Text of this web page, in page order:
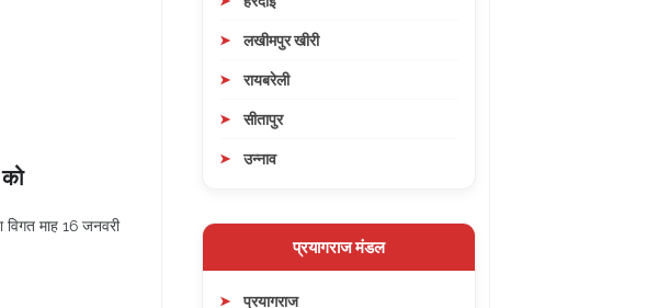
माह 16 जनवरी
लखीमपुर खीरी
रायबरेली
सीतापुर
उन्नाव
प्रयागराज मंडल
प्रयागराज